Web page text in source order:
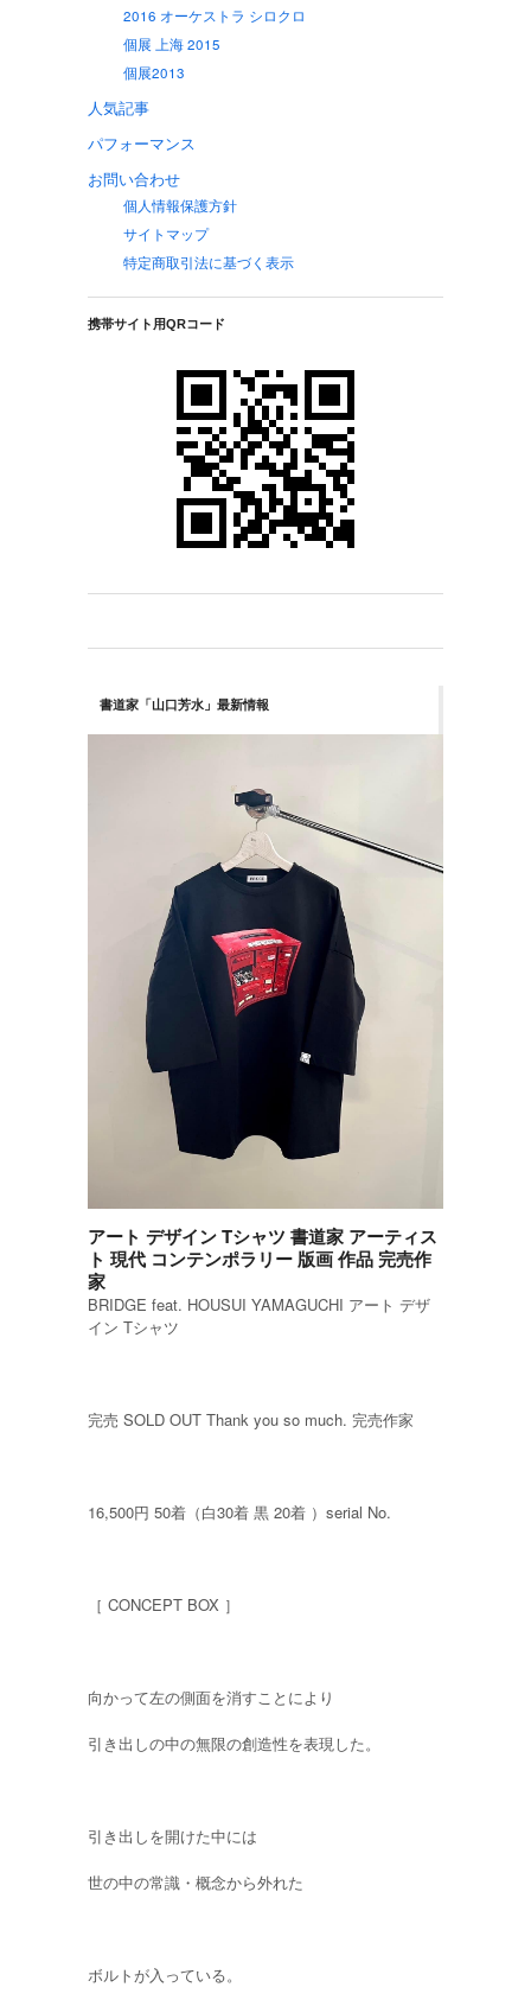
2016 オーケストラ シロクロ
個展 上海 2015
個展2013
人気記事
パフォーマンス
お問い合わせ
個人情報保護方針
サイトマップ
特定商取引法に基づく表示
携帯サイト用QRコード
書道家「山口芳水」最新情報
アート デザイン Tシャツ 書道家 アーティス
ト 現代 コンテンポラリー 版画 作品 完売作
家
BRIDGE feat. HOUSUI YAMAGUCHI アート デザ
イン Tシャツ
完売 SOLD OUT Thank you so much. 完売作家
16,500円 50着（白30着 黒 20着 ）serial No.
［ CONCEPT BOX ］
向かって左の側面を消すことにより
引き出しの中の無限の創造性を表現した。
引き出しを開けた中には
世の中の常識・概念から外れた
ボルトが入っている。